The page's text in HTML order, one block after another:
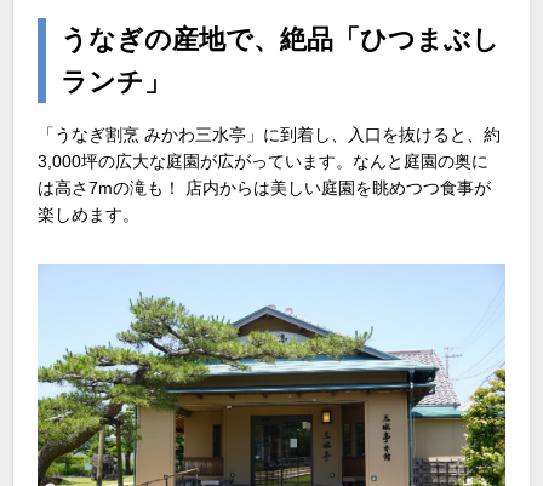
うなぎの産地で、絶品「ひつまぶし
ランチ」
「うなぎ割烹 みかわ三水亭」に到着し、入口を抜けると、約
3,000坪の広大な庭園が広がっています。なんと庭園の奥に
は高さ7mの滝も！ 店内からは美しい庭園を眺めつつ食事が
楽しめます。